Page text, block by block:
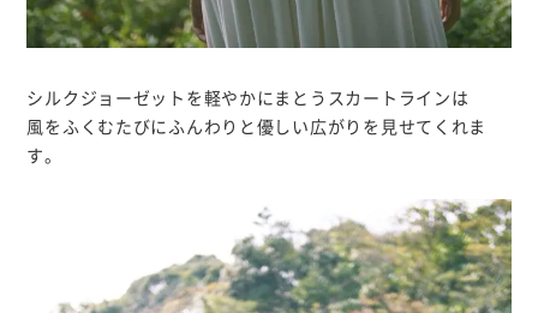
シルクジョーゼットを軽やかにまとうスカートラインは
風をふくむたびにふんわりと優しい広がりを見せてくれま
す。